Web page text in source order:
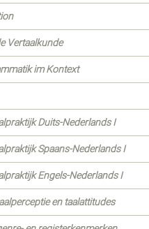
Vertaalkunde
im Kontext
Duits-Nederlands I
Spaans-Nederlands I
Engels-Nederlands I
en taalattitudes